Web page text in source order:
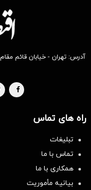
آدرس: تهران - خیابان قائم
راه های تماس
تبلیغات
تماس با ما
همکاری با ما
بیانیه مأموریت